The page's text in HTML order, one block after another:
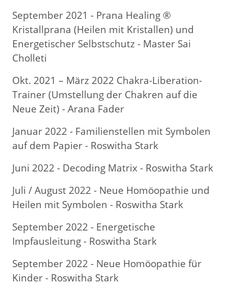
September 2021 - Prana Healing ®
Kristallprana (Heilen mit Kristallen) und
Energetischer Selbstschutz - Master Sai
Cholleti
Okt. 2021 – März 2022 Chakra-Liberation-
Trainer (Umstellung der Chakren auf die
Neue Zeit) - Arana Fader
Januar 2022 - Familienstellen mit Symbolen
auf dem Papier - Roswitha Stark
Juni 2022 - Decoding Matrix - Roswitha Stark
Juli / August 2022 - Neue Homöopathie und
Heilen mit Symbolen - Roswitha Stark
September 2022 - Energetische
Impfausleitung - Roswitha Stark
September 2022 - Neue Homöopathie für
Kinder - Roswitha Stark